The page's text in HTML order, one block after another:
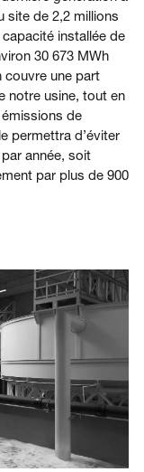
site de 2,2 millions
installée de
30 673 MWh
couvre une part
notre usine, tout en
de
permettra d’éviter
année, soit
par plus de 900